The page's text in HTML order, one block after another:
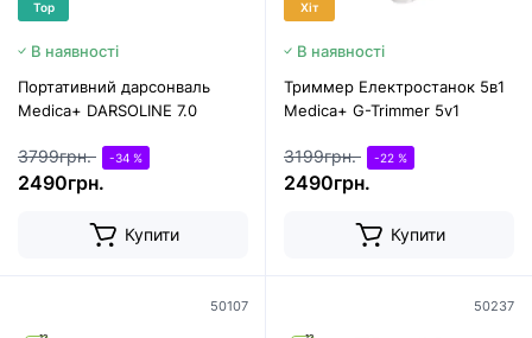
Top
В наявності
Портативний дарсонваль
Medica+ DARSOLINE 7.0
3799грн. -34 %
2490грн.
Купити
Хіт
В наявності
Триммер Електростанок 5в1
Medica+ G-Trimmer 5v1
3199грн. -22 %
2490грн.
Купити
50107 50237